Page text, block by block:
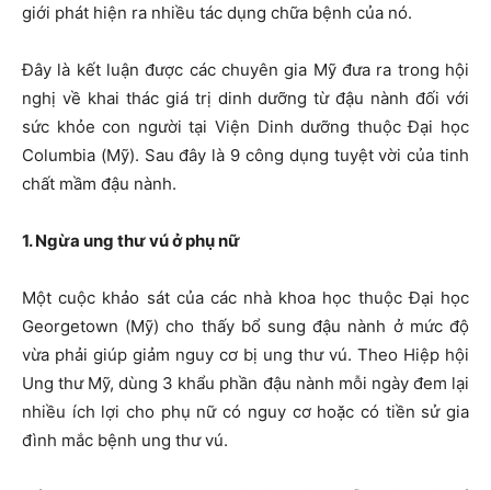
giới phát hiện ra nhiều tác dụng chữa bệnh của nó.
Đây là kết luận được các chuyên gia Mỹ đưa ra trong hội
nghị về khai thác giá trị dinh dưỡng từ đậu nành đối với
sức khỏe con người tại Viện Dinh dưỡng thuộc Đại học
Columbia (Mỹ). Sau đây là 9 công dụng tuyệt vời của tinh
chất mầm đậu nành.
1. Ngừa ung thư vú ở phụ nữ
Một cuộc khảo sát của các nhà khoa học thuộc Đại học
Georgetown (Mỹ) cho thấy bổ sung đậu nành ở mức độ
vừa phải giúp giảm nguy cơ bị ung thư vú. Theo Hiệp hội
Ung thư Mỹ, dùng 3 khẩu phần đậu nành mỗi ngày đem lại
nhiều ích lợi cho phụ nữ có nguy cơ hoặc có tiền sử gia
đình mắc bệnh ung thư vú.